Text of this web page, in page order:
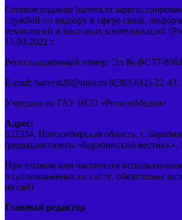
Сетевое издание barvest.ru
службой по надзору в сфере связи,
технологий и массовых коммуникаций
15.03.2021 г.
Регистрационный номер: Эл № ФС77-
E-mail: barvest20@mail.ru 8(383-612)-22-43.
Учредитель: ГАУ НСО «РегионМедиа»
Адрес:
632334, Новосибирская область, г.
(редакция газеты «Барабинский
При полном или частичном
опубликованных на сайте, обязательна
на сайт
Главный редактор